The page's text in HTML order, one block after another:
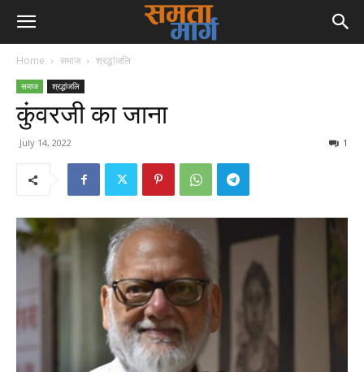
Home समाज श्रद्धांजलि
समाज श्रद्धांजलि
कुंवरजी का जाना
July 14, 2022 1